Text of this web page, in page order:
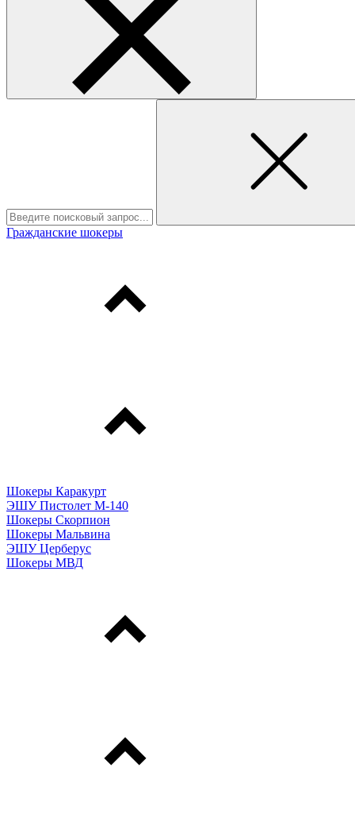
Гражданские шокеры
Шокеры Каракурт
ЭШУ Пистолет М-140
Шокеры Скорпион
Шокеры Мальвина
ЭШУ Церберус
Шокеры МВД